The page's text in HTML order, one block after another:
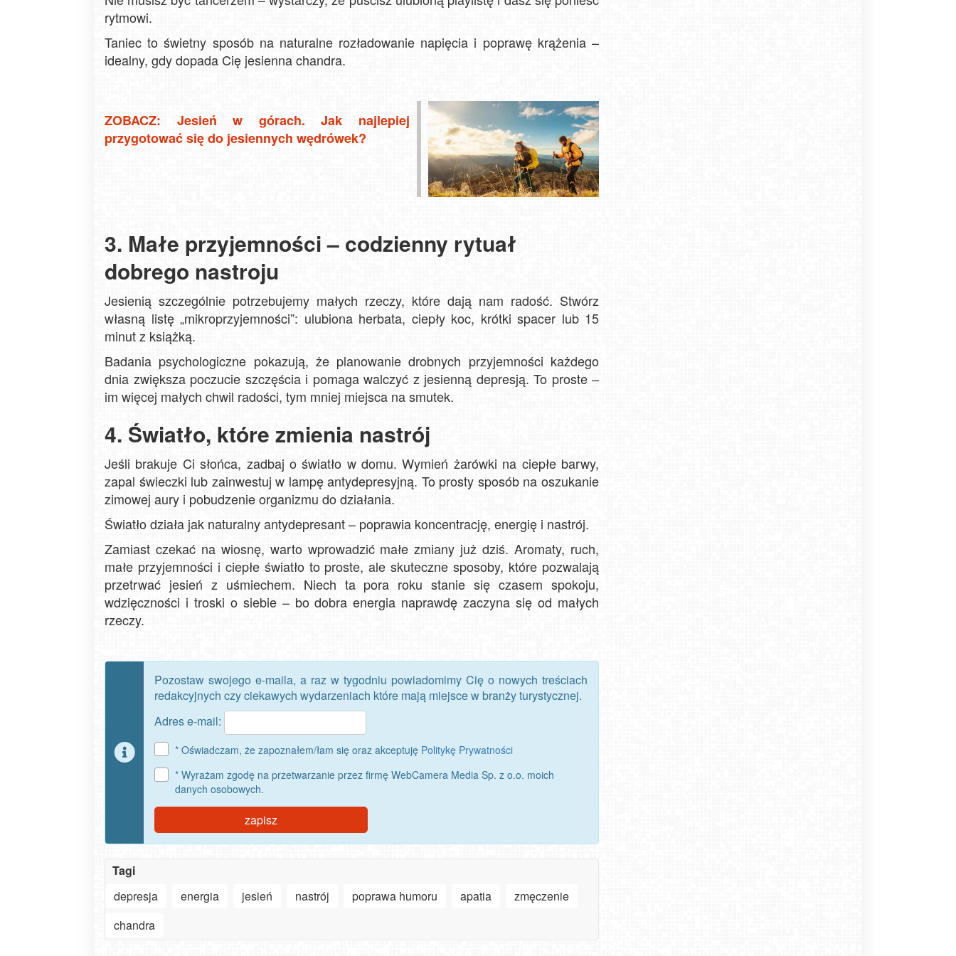
rytmowi.
Taniec to świetny sposób na naturalne rozładowanie napięcia i poprawę krążenia –
idealny, gdy dopada Cię jesienna chandra.
ZOBACZ: Jesień w górach. Jak najlepiej
przygotować się do jesiennych wędrówek?
3. Małe przyjemności – codzienny rytuał
dobrego nastroju
Jesienią szczególnie potrzebujemy małych rzeczy, które dają nam radość. Stwórz
własną listę „mikroprzyjemności”: ulubiona herbata, ciepły koc, krótki spacer lub 15
minut z książką.
Badania psychologiczne pokazują, że planowanie drobnych przyjemności każdego
dnia zwiększa poczucie szczęścia i pomaga walczyć z jesienną depresją. To proste –
im więcej małych chwil radości, tym mniej miejsca na smutek.
4. Światło, które zmienia nastrój
Jeśli brakuje Ci słońca, zadbaj o światło w domu. Wymień żarówki na ciepłe barwy,
zapal świeczki lub zainwestuj w lampę antydepresyjną. To prosty sposób na oszukanie
zimowej aury i pobudzenie organizmu do działania.
Światło działa jak naturalny antydepresant – poprawia koncentrację, energię i nastrój.
Zamiast czekać na wiosnę, warto wprowadzić małe zmiany już dziś. Aromaty, ruch,
małe przyjemności i ciepłe światło to proste, ale skuteczne sposoby, które pozwalają
przetrwać jesień z uśmiechem. Niech ta pora roku stanie się czasem spokoju,
wdzięczności i troski o siebie – bo dobra energia naprawdę zaczyna się od małych
rzeczy.
Pozostaw swojego e-maila, a raz w tygodniu powiadomimy Cię o nowych treściach
redakcyjnych czy ciekawych wydarzeniach które mają miejsce w branży turystycznej.
Adres e-mail:
* Oświadczam, że zapoznałem/łam się oraz akceptuję Politykę Prywatności
* Wyrażam zgodę na przetwarzanie przez firmę WebCamera Media Sp. z o.o. moich
danych osobowych.
zapisz
Tagi
depresja
energia jesień nastrój poprawa humoru apatia
zmęczenie
chandra